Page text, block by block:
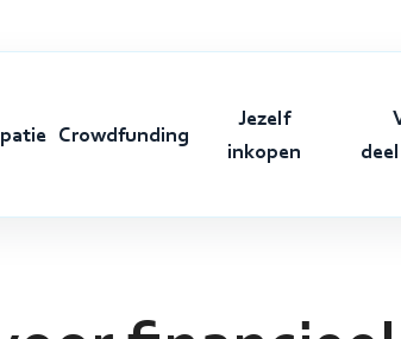
Crowdfunding
Jezelf
inkopen